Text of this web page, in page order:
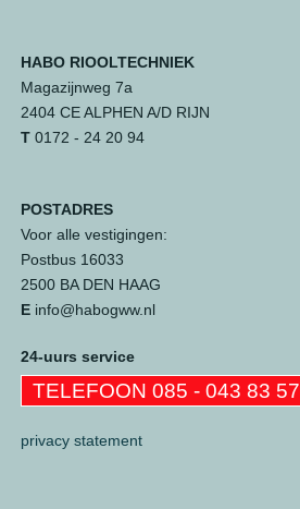
HABO RIOOLTECHNIEK
Magazijnweg 7a
2404 CE ALPHEN A/D RIJN
T0172 - 24 20 94
POSTADRES
Voor alle vestigingen:
Postbus 16033
2500 BA DEN HAAG
Einfo@habogww.nl
24-uurs service
TELEFOON 085 - 043 83 57
privacy statement